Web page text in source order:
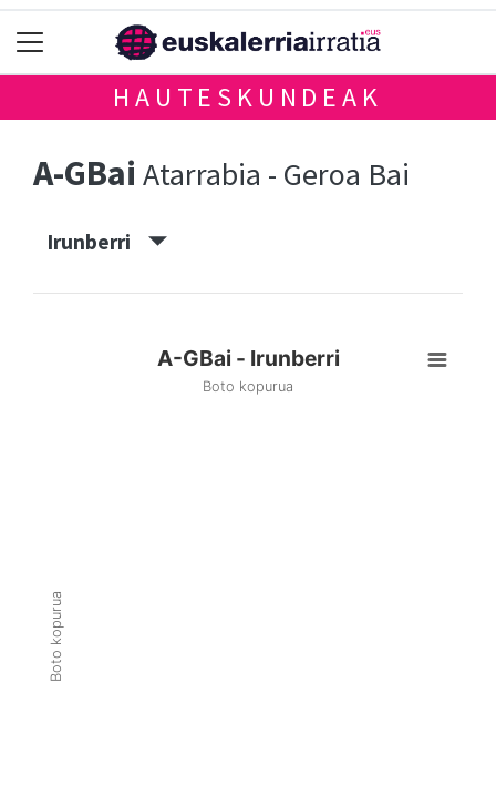
HAUTESKUNDEAK
A-GBai Atarrabia - Geroa Bai
Irunberri
Boto kopurua
A-GBai - Irunberri
Boto kopurua